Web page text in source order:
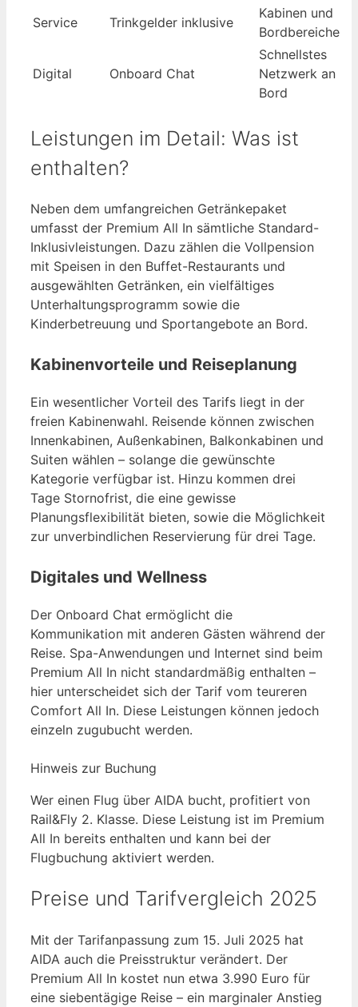
Service Trinkgelder inklusive
Kabinen und
Bordbereiche
Digital Onboard Chat
Schnellstes
Netzwerk an
Bord
Leistungen im Detail: Was ist
enthalten?
Neben dem umfangreichen Getränkepaket
umfasst der Premium All In sämtliche Standard-
Inklusivleistungen. Dazu zählen die Vollpension
mit Speisen in den Buffet-Restaurants und
ausgewählten Getränken, ein vielfältiges
Unterhaltungsprogramm sowie die
Kinderbetreuung und Sportangebote an Bord.
Kabinenvorteile und Reiseplanung
Ein wesentlicher Vorteil des Tarifs liegt in der
freien Kabinenwahl. Reisende können zwischen
Innenkabinen, Außenkabinen, Balkonkabinen und
Suiten wählen – solange die gewünschte
Kategorie verfügbar ist. Hinzu kommen drei
Tage Stornofrist, die eine gewisse
Planungsflexibilität bieten, sowie die Möglichkeit
zur unverbindlichen Reservierung für drei Tage.
Digitales und Wellness
Der Onboard Chat ermöglicht die
Kommunikation mit anderen Gästen während der
Reise. Spa-Anwendungen und Internet sind beim
Premium All In nicht standardmäßig enthalten –
hier unterscheidet sich der Tarif vom teureren
Comfort All In. Diese Leistungen können jedoch
einzeln zugubucht werden.
Hinweis zur Buchung
Wer einen Flug über AIDA bucht, profitiert von
Rail&Fly 2. Klasse. Diese Leistung ist im Premium
All In bereits enthalten und kann bei der
Flugbuchung aktiviert werden.
Preise und Tarifvergleich 2025
Mit der Tarifanpassung zum 15. Juli 2025 hat
AIDA auch die Preisstruktur verändert. Der
Premium All In kostet nun etwa 3.990 Euro für
eine siebentägige Reise – ein marginaler Anstieg